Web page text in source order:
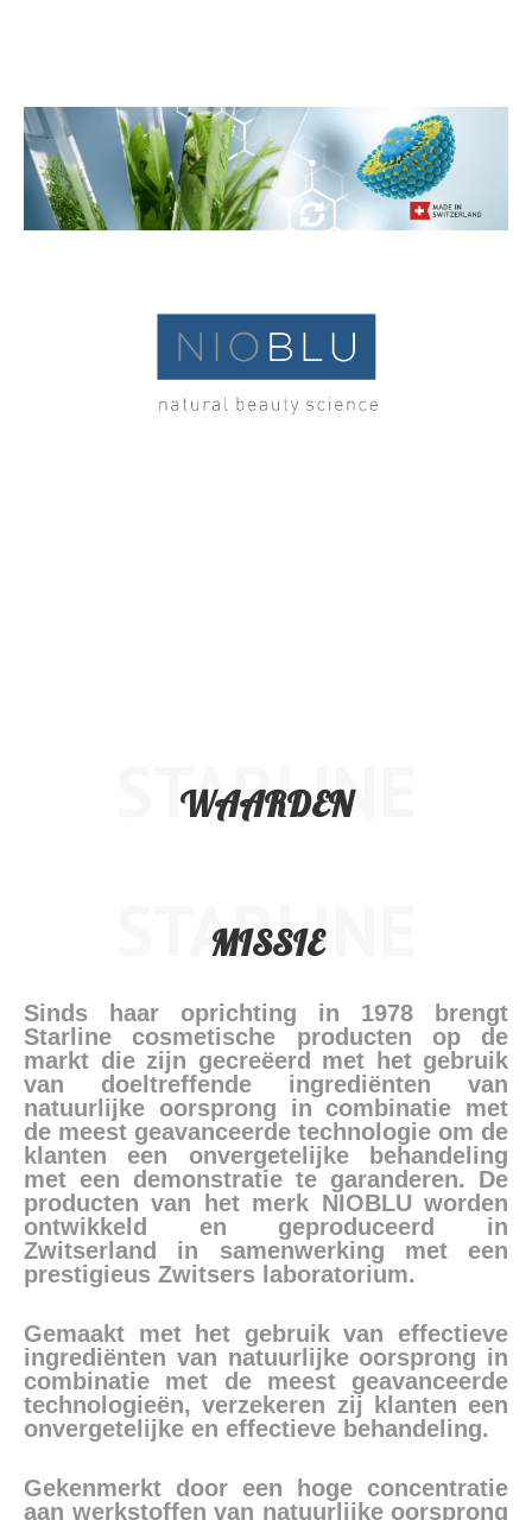
STARLINE
WAARDEN
STARLINE
MISSIE
Sinds haar oprichting in 1978 brengt
Starline cosmetische producten op de
markt die zijn gecreëerd met het gebruik
van doeltreffende ingrediënten van
natuurlijke oorsprong in combinatie met
de meest geavanceerde technologie om de
klanten een onvergetelijke behandeling
met een demonstratie te garanderen. De
producten van het merk NIOBLU worden
ontwikkeld en geproduceerd in
Zwitserland in samenwerking met een
prestigieus Zwitsers laboratorium.
Gemaakt met het gebruik van effectieve
ingrediënten van natuurlijke oorsprong in
combinatie met de meest geavanceerde
technologieën, verzekeren zij klanten een
onvergetelijke en effectieve behandeling.
Gekenmerkt door een hoge concentratie
aan werkstoffen van natuurlijke oorsprong